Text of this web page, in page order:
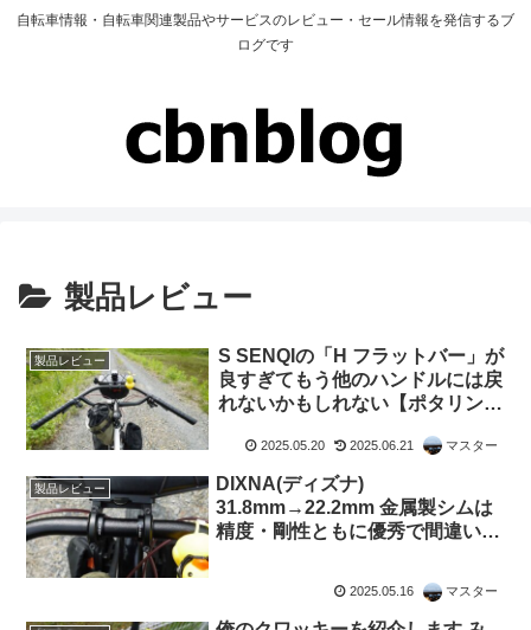
自転車情報・自転車関連製品やサービスのレビュー・セール情報を発信するブ
ログです
製品レビュー
製品レビュー
S SENQIの「H フラットバー」が
良すぎてもう他のハンドルには戻
れないかもしれない【ポタリン
速巡航もOK】
2025.05.20 2025.06.21 マスター
製品レビュー
DIXNA(ディズナ)
31.8mm→22.2mm 金属製シムは
精度・剛性ともに優秀で間違いの
2025.05.16 マスター